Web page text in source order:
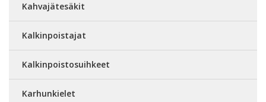
Kahvajätesäkit
Kalkinpoistajat
Kalkinpoistosuihkeet
Karhunkielet